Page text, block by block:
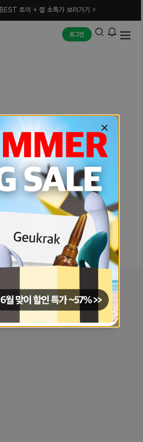
BEST 토이 + 젤 초특가 보러가기 >
로그인
예상치 못한 에러입니다.